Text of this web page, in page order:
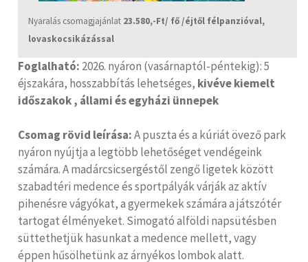
Nyaralás csomagjajánlat 23.580,-Ft/ fő /éjtől félpanzióval,
lovaskocsikázással
Foglalható: 2026. nyáron (vasárnaptól-péntekig): 5
éjszakára, hosszabbítás lehetséges, kivéve kiemelt
időszakok , állami és egyházi ünnepek
Csomag rövid leírása:A puszta és a kúriát övező park
nyáron nyújtja a legtöbb lehetőséget vendégeink
számára. A madárcsicsergéstől zengő ligetek között
szabadtéri medence és sportpályák várják az aktív
pihenésre vágyókat, a gyermekek számára a játszótér
tartogat élményeket. Simogató alföldi napsütésben
süttethetjük hasunkat a medence mellett, vagy
éppen hűsölhetünk az árnyékos lombok alatt.